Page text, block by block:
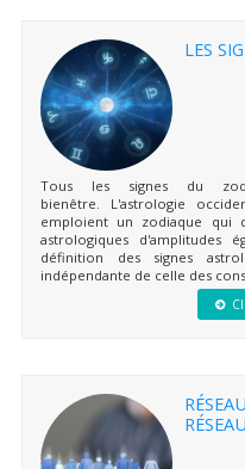
LES
Tous les signes du
bienêtre. L'astrologie
emploient un zodiaque qui
astrologiques d'amplitudes
définition des signes
indépendante de celle des